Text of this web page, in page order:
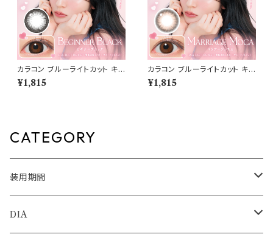
カラコン ブルーライトカット キャ
ンディーマジック ワンデー 【CO
LOR：ビギナーブラック】1箱10
¥1,815
カラコン ブルーライトカット キャ
ンディーマジック ワンデー 【CO
LOR：マリアージュモカ】1箱10
¥1,815
CATEGORY
装用期間
1day
DIA